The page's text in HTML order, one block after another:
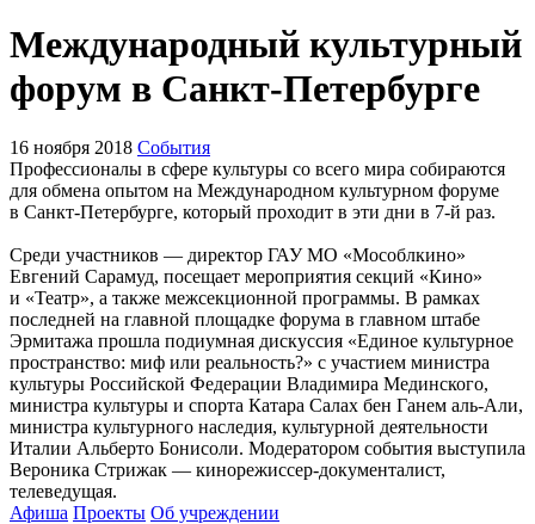
Международный культурный
форум в Санкт-Петербурге
16 ноября 2018 События
Профессионалы в сфере культуры со всего мира собираются
для обмена опытом на Международном культурном форуме
в Санкт-Петербурге, который проходит в эти дни в 7-й раз.
Среди участников — директор ГАУ МО «Мособлкино»
Евгений Сарамуд, посещает мероприятия секций «Кино»
и «Театр», а также межсекционной программы. В рамках
последней на главной площадке форума в главном штабе
Эрмитажа прошла подиумная дискуссия «Единое культурное
пространство: миф или реальность?» с участием министра
культуры Российской Федерации Владимира Мединского,
министра культуры и спорта Катара Салах бен Ганем аль-Али,
министра культурного наследия, культурной деятельности
Италии Альберто Бонисоли. Модератором события выступила
Вероника Стрижак — кинорежиссер-документалист,
телеведущая.
Афиша Проекты Об учреждении